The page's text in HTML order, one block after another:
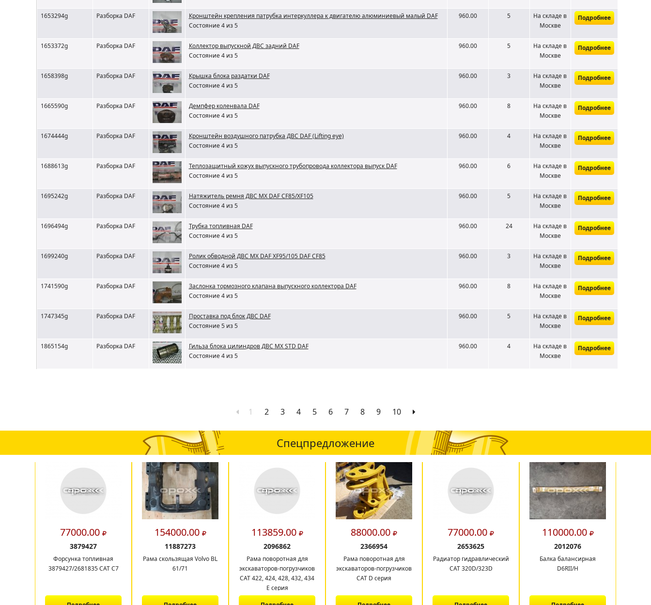
1653294g Разборка DAF
Кронштейн крепления патрубка интеркуллера к двигателю алюминиевый малый DAF
Состояние 4 из 5
960.00 5 На складе в
Москве
Подробнее
1653372g Разборка DAF
Коллектор выпускной ДВС задний DAF
Состояние 4 из 5
960.00 5 На складе в
Москве
Подробнее
1658398g Разборка DAF
Крышка блока раздатки DAF
Состояние 4 из 5
960.00 3 На складе в
Москве
Подробнее
1665590g Разборка DAF
Демпфер коленвала DAF
Состояние 4 из 5
960.00 8 На складе в
Москве
Подробнее
1674444g Разборка DAF
Кронштейн воздушного патрубка ДВС DAF (Lifting eye)
Состояние 4 из 5
960.00 4 На складе в
Москве
Подробнее
1688613g Разборка DAF
Теплозащитный кожух выпускного трубопровода коллектора выпуск DAF
Состояние 4 из 5
960.00 6 На складе в
Москве
Подробнее
1695242g Разборка DAF
Натяжитель ремня ДВС MX DAF CF85/XF105
Состояние 4 из 5
960.00 5 На складе в
Москве
Подробнее
1696494g Разборка DAF
Трубка топливная DAF
Состояние 4 из 5
960.00 24 На складе в
Москве
Подробнее
1699240g Разборка DAF
Ролик обводной ДВС MX DAF XF95/105 DAF CF85
Состояние 4 из 5
960.00 3 На складе в
Москве
Подробнее
1741590g Разборка DAF
Заслонка тормозного клапана выпускного коллектора DAF
Состояние 4 из 5
960.00 8 На складе в
Москве
Подробнее
1747345g Разборка DAF
Проставка под блок ДВС DAF
Состояние 5 из 5
960.00 5 На складе в
Москве
Подробнее
1865154g Разборка DAF
Гильза блока цилиндров ДВС MX STD DAF
Состояние 4 из 5
960.00 4 На складе в
Москве
Подробнее
1 2 3 4 5 6 7 8 9 10
Спецпредложение
77000.00
3879427
Форсунка топливная
3879427/2681835 CAT C7
154000.00
11887273
Рама скользящая Volvo BL
61/71
113859.00
2096862
Рама поворотная для
экскаваторов-погрузчиков
CAT 422, 424, 428, 432, 434
E серия
88000.00
2366954
Рама поворотная для
экскаваторов-погрузчиков
CAT D серия
77000.00
2653625
Радиатор гидравлический
CAT 320D/323D
110000.00
2012076
Балка балансирная
D6RII/H